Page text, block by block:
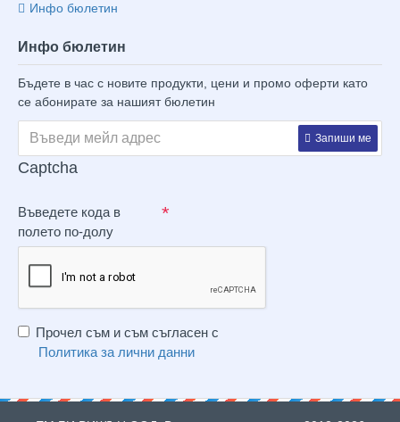
Инфо бюлетин
Инфо бюлетин
Бъдете в час с новите продукти, цени и промо оферти като
се абонирате за нашият бюлетин
Запиши ме
Captcha
Въведете кода в
полето по-долу
Прочел съм и съм съгласен с
Политика за лични данни